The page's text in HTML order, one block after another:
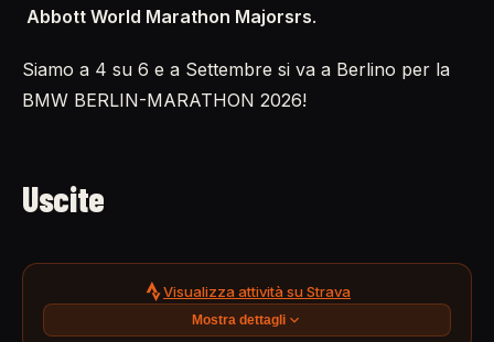
Abbott World Marathon Majorsrs.
Siamo a 4 su 6 e a Settembre si va a Berlino per la
BMW BERLIN-MARATHON 2026!
Uscite
Visualizza attività su Strava
Mostra dettagli